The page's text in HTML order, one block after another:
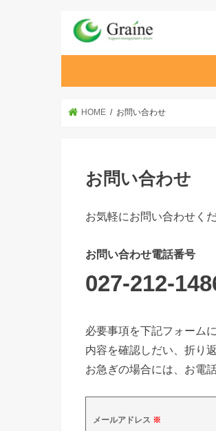
HOME お問い合わせ
お問い合わせ
お気軽にお問い合わせくだ
お問い合わせ電話番号
027-212-
必要事項を下記フォーム
内容を確認しだい、折り
お急ぎの場合には、お電
メールアドレス ※